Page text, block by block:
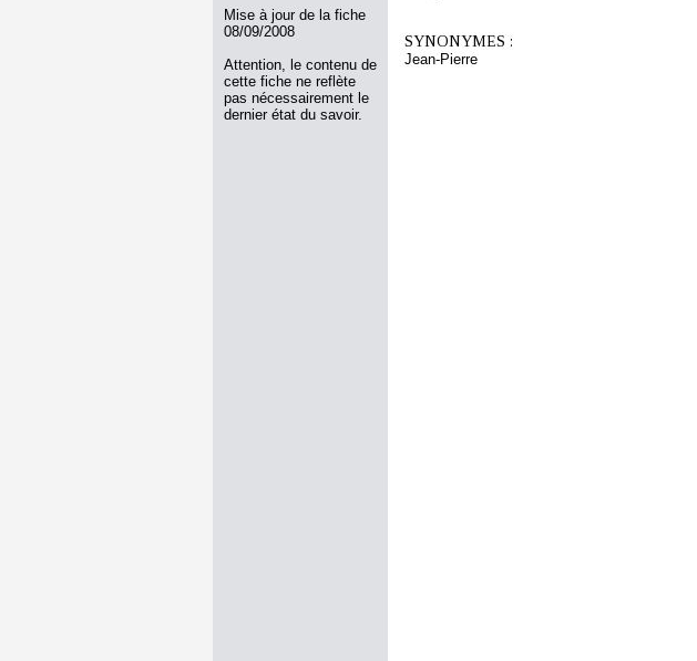
Mise à jour de la fiche
08/09/2008
Attention, le contenu de
cette fiche ne reflète
pas nécessairement le
dernier état du savoir.
SYNONYMES :
Jean-Pierre